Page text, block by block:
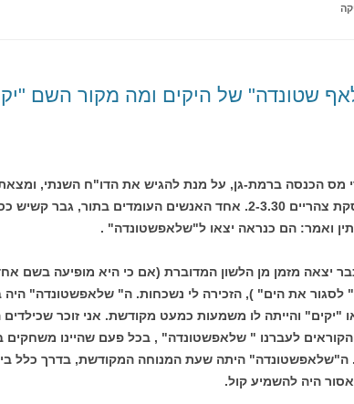
שטונדה" של היקים ומה מקור השם
מס הכנסה ברמת-גן, על מנת להגיש את הדו"ח השנתי,
היה פתק: הפסקת צהריים 2-3.30. אחד האנשים העומדים בתור,
ואמר: הם כנראה יצאו ל"שלאפשטונדה" .
יצאה מזמן מן הלשון המדוברת (אם כי היא מופיעה בשם
לסגור את הים" ), הזכירה לי נשכחות. ה" שלאפשטונדה" היה
"יקים" והייתה לו משמעות כמעט מקודשת. אני זוכר שכילדים
הקוראים לעברנו " שלאפשטונדה" , בכל פעם שהיינו
היה להשמיע קול.